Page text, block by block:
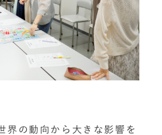
界の動向から大きな影響を